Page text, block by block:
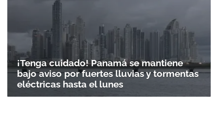
¡Tenga cuidado! Panamá se mantiene
bajo aviso por fuertes lluvias y tormentas
eléctricas hasta el lunes